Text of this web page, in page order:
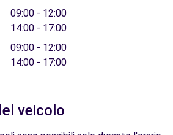
09:00 - 12:00
14:00 - 17:00
09:00 - 12:00
14:00 - 17:00
veicolo